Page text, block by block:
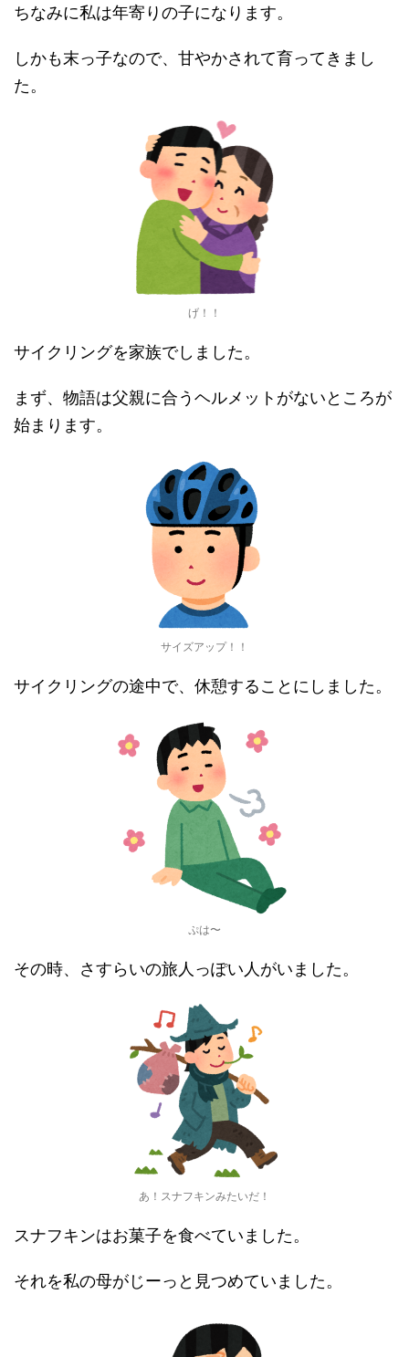
ちなみに私は年寄りの子になります。
しかも末っ子なので、甘やかされて育ってきまし
た。
げ！！
サイクリングを家族でしました。
まず、物語は父親に合うヘルメットがないところが
始まります。
サイズアップ！！
サイクリングの途中で、休憩することにしました。
ぷは〜
その時、さすらいの旅人っぽい人がいました。
あ！スナフキンみたいだ！
スナフキンはお菓子を食べていました。
それを私の母がじーっと見つめていました。